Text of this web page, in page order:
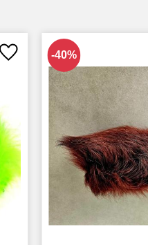
40%
Lägg till i favoriter